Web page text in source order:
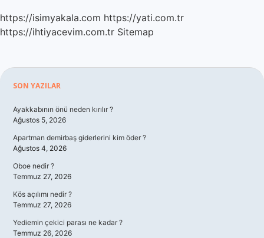
https://isimyakala.com https://yati.com.tr
https://ihtiyacevim.com.tr Sitemap
Sidebar
SON YAZILAR
Ayakkabının önü neden kırılır ?
Ağustos 5, 2026
Apartman demirbaş giderlerini kim öder ?
Ağustos 4, 2026
Oboe nedir ?
Temmuz 27, 2026
Kös açılımı nedir ?
Temmuz 27, 2026
Yediemin çekici parası ne kadar ?
Temmuz 26, 2026